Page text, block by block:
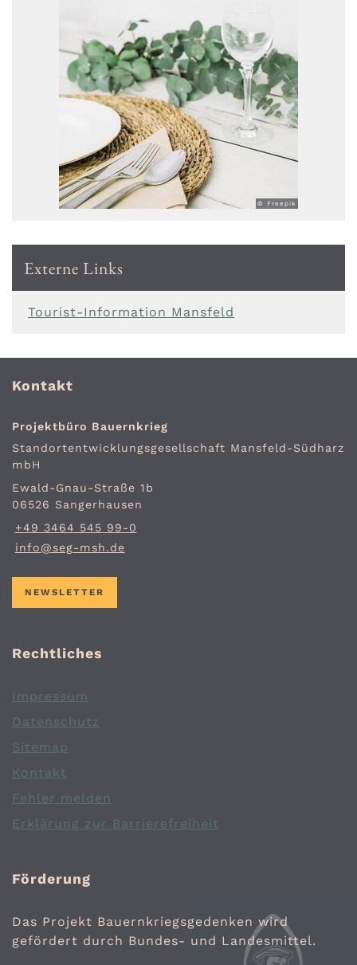
© Freepik
Externe Links
Tourist-Information Mansfeld
Kontakt
Projektbüro Bauernkrieg
Standort­entwicklungs­gesellschaft Mansfeld-Südharz
mbH
Ewald-Gnau-Straße 1b
06526 Sangerhausen
+49 3464 545 99-0
info@seg-msh.de
NEWSLETTER
Rechtliches
Impressum
Datenschutz
Sitemap
Kontakt
Fehler melden
Erklärung zur Barrierefreiheit
Förderung
Das Projekt Bauernkriegsgedenken wird
gefördert durch Bundes- und Landesmittel.